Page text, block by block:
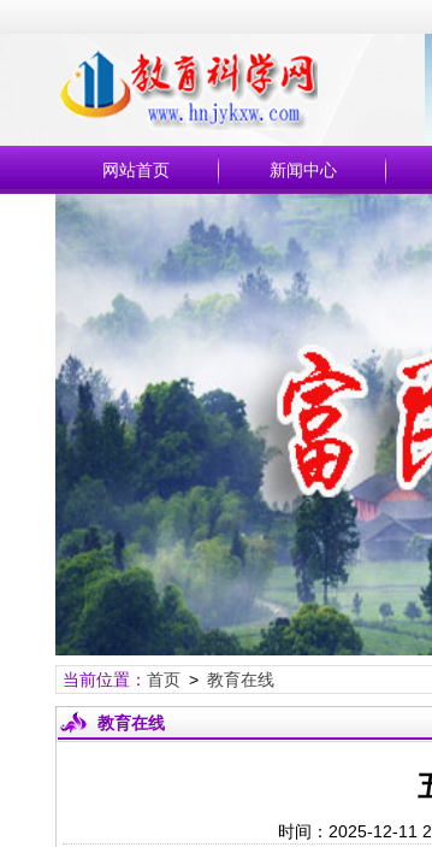
网站首页 新闻中心
当前位置： 首页> 教育在线
教育在线
时间：2025-12-